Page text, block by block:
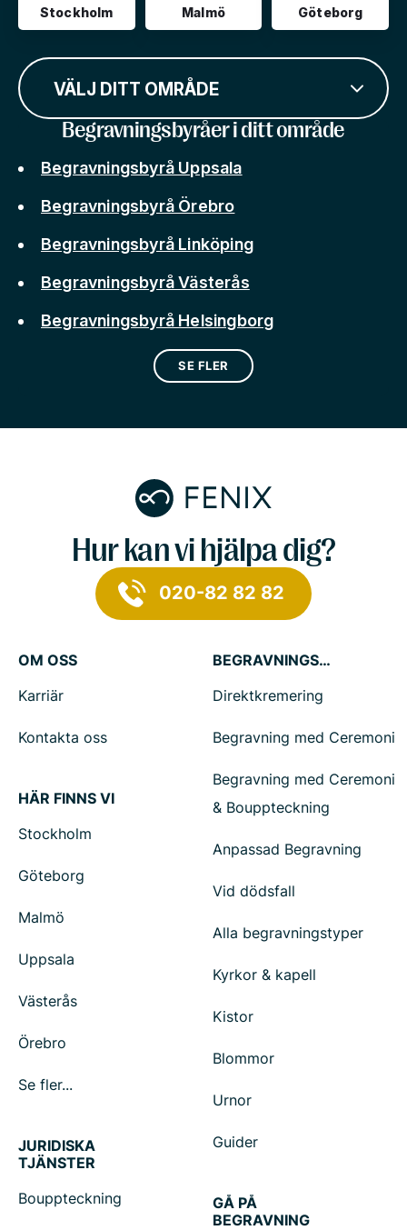
Stockholm Malmö Göteborg
VÄLJ DITT OMRÅDE
Begravningsbyråer i ditt område
Begravningsbyrå Uppsala
Begravningsbyrå Örebro
Begravningsbyrå Linköping
Begravningsbyrå Västerås
Begravningsbyrå Helsingborg
SE FLER
Hur kan vi hjälpa dig?
020-82 82 82
OM OSS
Karriär
Kontakta oss
HÄR FINNS VI
Stockholm
Göteborg
Malmö
Uppsala
Västerås
Örebro
Se fler...
BEGRAVNINGSTJÄNSTER
Direktkremering
Begravning med Ceremoni
Begravning med Ceremoni
& Bouppteckning
Anpassad Begravning
Vid dödsfall
Alla begravningstyper
Kyrkor & kapell
Kistor
Blommor
Urnor
Guider
JURIDISKA
TJÄNSTER
Bouppteckning
GÅ PÅ
BEGRAVNING